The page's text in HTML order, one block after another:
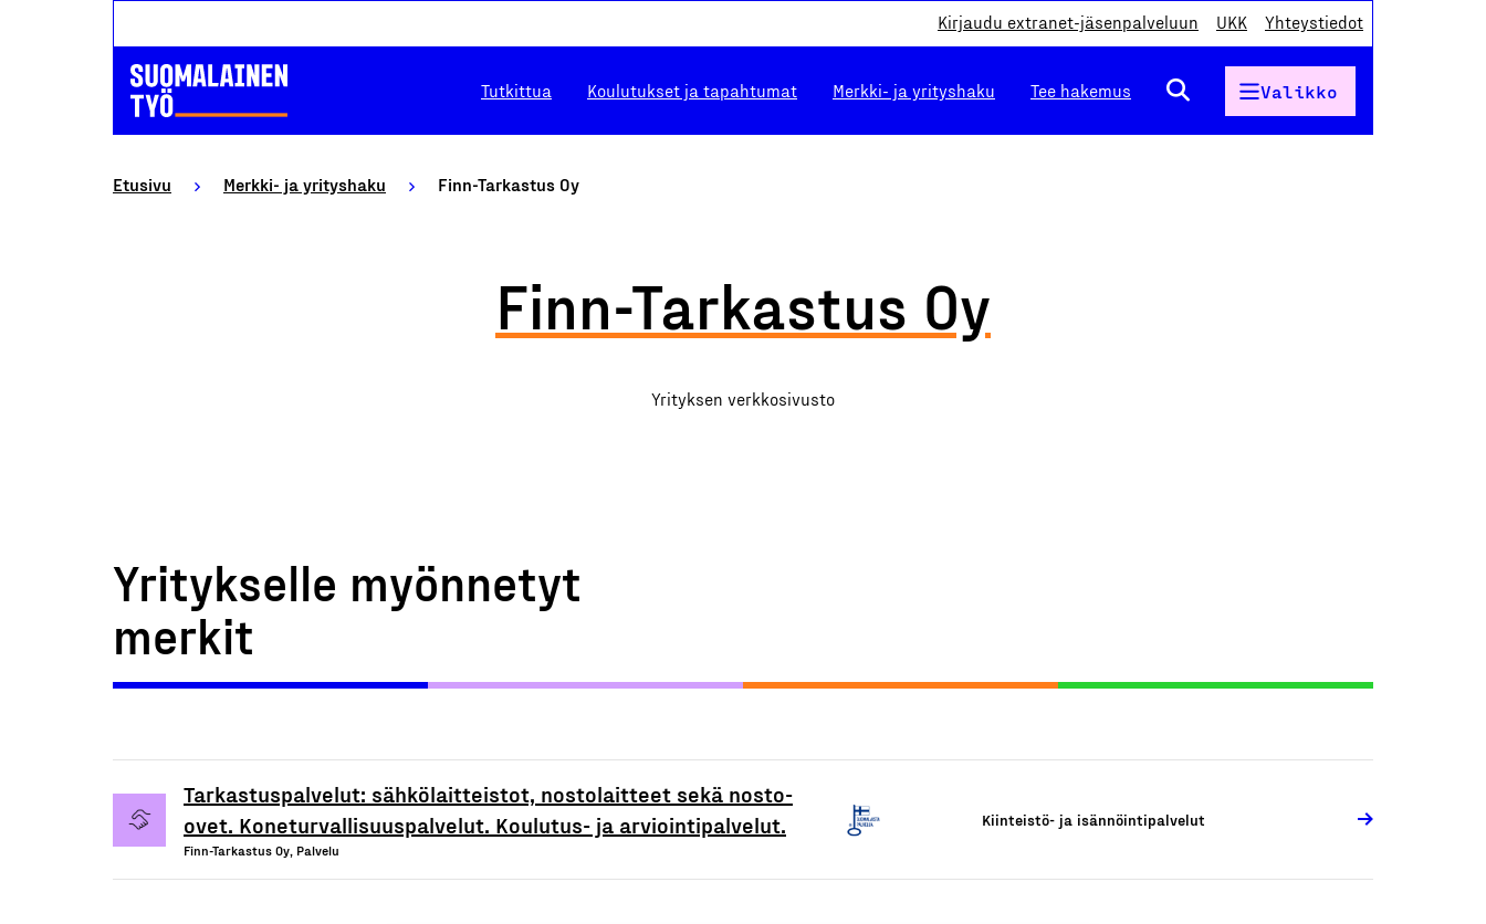
Kirjaudu extranet-jäsenpalveluun UKK Yhteystiedot
Tutkittua Koulutukset ja tapahtumat Merkki- ja yrityshaku Tee hakemus Valikko
Etusivu Merkki- ja yrityshaku Finn-Tarkastus Oy
Finn-Tarkastus Oy
Yrityksen verkkosivusto
Yritykselle myönnetyt
merkit
Tarkastuspalvelut: sähkölaitteistot, nostolaitteet sekä nosto-
ovet. Koneturvallisuuspalvelut. Koulutus- ja arviointipalvelut.
Finn-Tarkastus Oy, Palvelu
Kiinteistö- ja isännöintipalvelut